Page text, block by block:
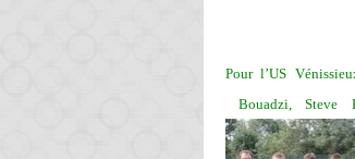
Pour l’US
Bouadzi, Steve